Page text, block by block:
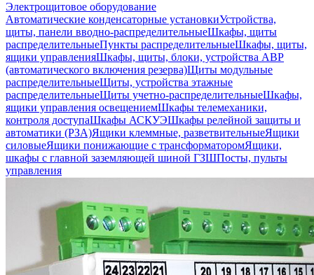
Электрощитовое оборудование
Автоматические конденсаторные установкиУстройства,
щиты, панели вводно-распределительныеШкафы, щиты
распределительныеПункты распределительныеШкафы, щиты,
ящики управленияШкафы, щиты, блоки, устройства АВР
(автоматического включения резерва)Щиты модульные
распределительныеЩиты, устройства этажные
распределительныеЩиты учетно-распределительныеШкафы,
ящики управления освещениемШкафы телемеханики,
контроля доступаШкафы АСКУЭШкафы релейной защиты и
автоматики (РЗА)Ящики клеммные, разветвительныеЯщики
силовыеЯщики понижающие с трансформаторомЯщики,
шкафы с главной заземляющей шиной ГЗШПосты, пульты
управления